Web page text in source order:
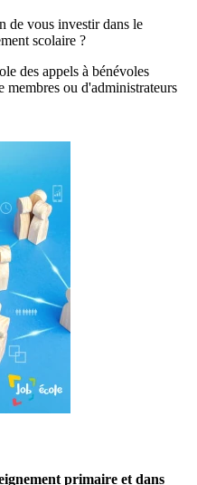
de vous investir dans le
scolaire ?
des appels à bénévoles
membres ou d'administrateurs
primaire et dans